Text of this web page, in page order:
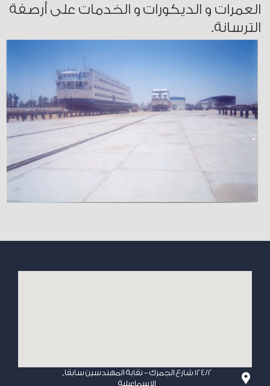
العمرات و الديكورات و الخدمات على أرصفة
الترسانة.
124/2 شارع الجمرك – نقابة المهندسين سابقا,
الإسماعيلية